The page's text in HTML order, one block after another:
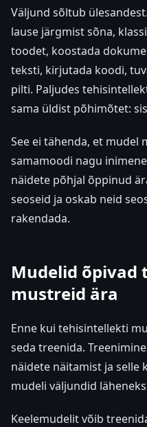
Väljund sõltub
lause järgmist sõna,
toodet, koostada
teksti, kirjutada koodi,
pilti. Paljudes
sama üldist põhimõtet:
See ei tähenda, et mudel
samamoodi nagu
näidete põhjal õppinud
seoseid ja oskab neid
rakendada.
Mudelid õpivad
mustreid ära
Enne kui tehisintellekti
seda treenida.
näidete näitamist ja selle
mudeli väljundid
Keelemudelit võib